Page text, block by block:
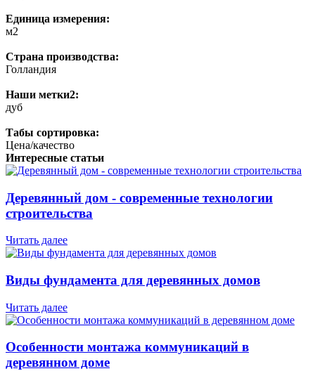
Единица измерения:
м2
Страна производства:
Голландия
Наши метки2:
дуб
Табы сортировка:
Цена/качество
Интересные статьи
Деревянный дом - современные технологии
строительства
Читать далее
Виды фундамента для деревянных домов
Читать далее
Особенности монтажа коммуникаций в
деревянном доме